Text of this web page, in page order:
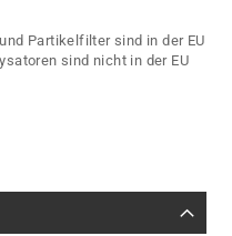
Partikelfilter sind in der EU
sind nicht in der EU